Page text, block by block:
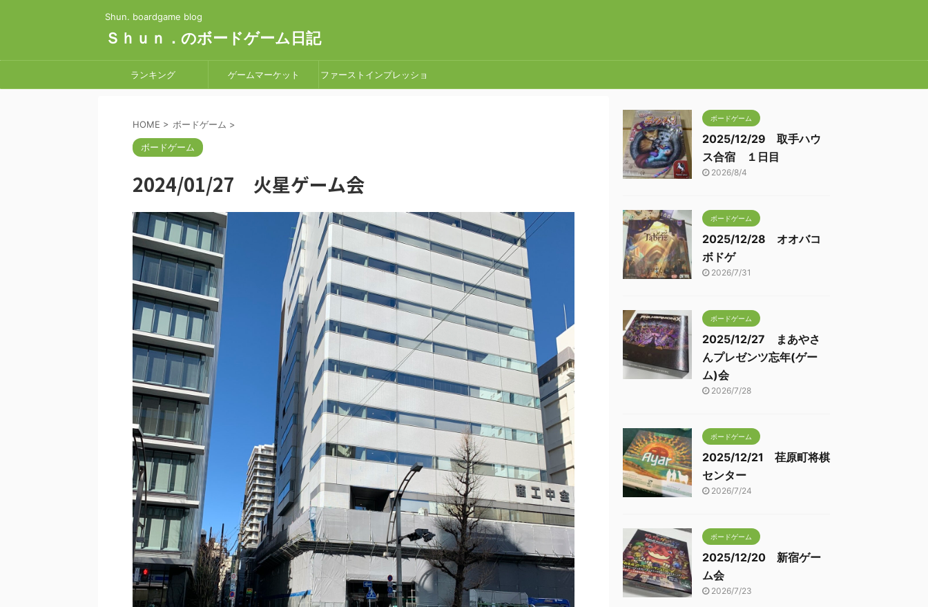
Shun. boardgame blog
Ｓｈｕｎ．のボードゲーム日記
ランキング ゲームマーケット ファーストインプレッショ
HOME > ボードゲーム >
ボードゲーム
2024/01/27 火星ゲーム会
ボードゲーム
2025/12/29 取手ハウ
ス合宿 １日目
2026/8/4
ボードゲーム
2025/12/28 オオバコ
ボドゲ
2026/7/31
ボードゲーム
2025/12/27 まあやさ
んプレゼンツ忘年(ゲー
ム)会
2026/7/28
ボードゲーム
2025/12/21 荏原町将棋
センター
2026/7/24
ボードゲーム
2025/12/20 新宿ゲー
ム会
2026/7/23